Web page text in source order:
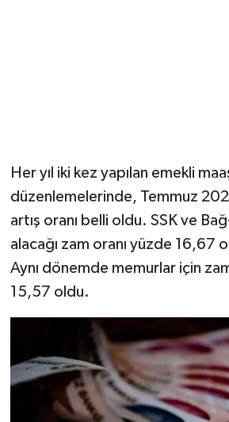
Her yıl iki kez yapılan emekli
düzenlemelerinde, Temmuz
artış oranı belli oldu. SSK ve
alacağı zam oranı yüzde 16,67
Aynı dönemde memurlar için
15,57 oldu.